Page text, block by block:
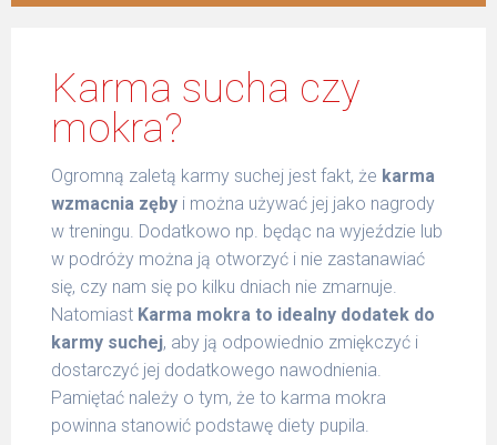
Karma sucha czy
mokra?
Ogromną zaletą karmy suchej jest fakt, że karma
wzmacnia zęby i można używać jej jako nagrody
w treningu. Dodatkowo np. będąc na wyjeździe lub
w podróży można ją otworzyć i nie zastanawiać
się, czy nam się po kilku dniach nie zmarnuje.
Natomiast Karma mokra to idealny dodatek do
karmy suchej, aby ją odpowiednio zmiękczyć i
dostarczyć jej dodatkowego nawodnienia.
Pamiętać należy o tym, że to karma mokra
powinna stanowić podstawę diety pupila.